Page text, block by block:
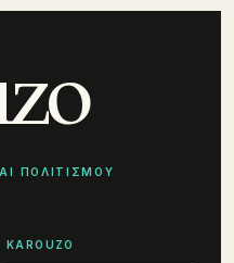
ΠΟΛΙΤΙΣΜΟΥ
KAROUZO